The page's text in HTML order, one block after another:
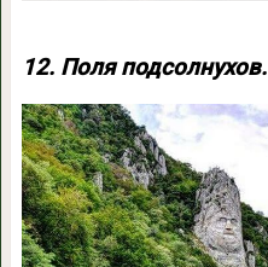
12. Поля подсолнухов.